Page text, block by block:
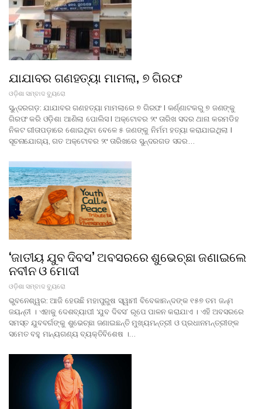
ଯାଯାବର ଗଣହତ୍ୟା ମାମଲା, ୭ ଗିରଫ
ଓଡ଼ିଶା ସମ୍ବାଦ ବ୍ୟୁରୋ
ସୁନ୍ଦରଗଡ଼: ଯାଯାବର ଗଣହତ୍ୟା ମାମଲାରେ ୭ ଗିରଫ l କର୍ଣ୍ଣାଟକରୁ ୭ ଜଣଙ୍କୁ
ଗିରଫ କରି ଓଡ଼ିଶା ଆଣିଲା ପୋଲିସ l ଅକ୍ଟୋବର ୨୯ ତାରିଖ ସଦର ଥାନା କରମଡିହ
ନିକଟ ଗୀତାପଡ଼ାରେ ଶୋଇଥିବା ବେଳେ ୫ ଜଣଙ୍କୁ ନିର୍ମମ ହତ୍ୟା କରାଯାଇଥିଲା l
ସୂଚନାଯୋଗ୍ୟ, ଗତ ଅକ୍ଟୋବର ୨୯ ତାରିଖରେ ସୁନ୍ଦରଗଡ ସଦର…
‘ଜାତୀୟ ଯୁବ ଦିବସ’ ଅବସରରେ ଶୁଭେଚ୍ଛା ଜଣାଇଲେ
ନବୀନ ଓ ମୋଦୀ
ଓଡ଼ିଶା ସମ୍ବାଦ ବ୍ୟୁରୋ
ଭୁବନେଶ୍ୱର: ଆଜି ହେଉଛି ମହାପୁରୁଷ ସ୍ୱାମୀ ବିବେକାନନ୍ଦଙ୍କ ୧୫୭ ତମ ଜନ୍ମ
ଜୟନ୍ତୀ । ଏହାକୁ ଦେଶବ୍ୟାପୀ ‘ଯୁବ ଦିବସ’ ରୂପେ ପାଳନ କରାଯାଏ । ଏହି ଅବସରରେ
ସମସ୍ତ ଯୁବବର୍ଗଙ୍କୁ ଶୁଭେଚ୍ଛା ଜଣାଇଛନ୍ତି ମୁଖ୍ୟମନ୍ତ୍ରୀ ଓ ପ୍ରଧାନମନ୍ତ୍ରୀଙ୍କ
ସମେତ ବହୁ ମାନ୍ୟଗଣ୍ୟ ବ୍ୟକ୍ତିବିଶେଷ ।…